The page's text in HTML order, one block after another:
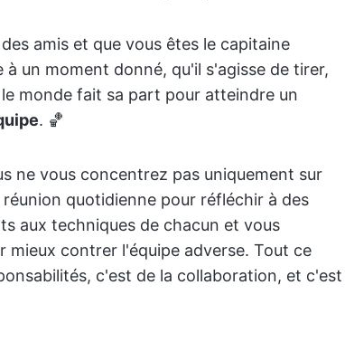
amis et que vous êtes le capitaine
un moment donné, qu'il s'agisse de tirer,
monde fait sa part pour atteindre un
. 🏀
ne vous concentrez pas uniquement sur
quotidienne pour réfléchir à des
aux techniques de chacun et vous
contrer l'équipe adverse. Tout ce
c'est de la collaboration, et c'est